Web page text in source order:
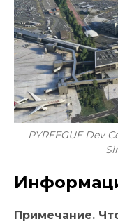
PYREEGUE Dev
Примечание.